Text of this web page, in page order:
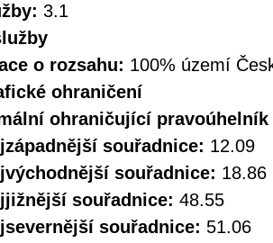
3.1
o rozsahu: 100% území
ohraničení
ohraničující pravoúhelník
souřadnice: 12.09
souřadnice: 18.86
souřadnice: 48.55
souřadnice: 51.06